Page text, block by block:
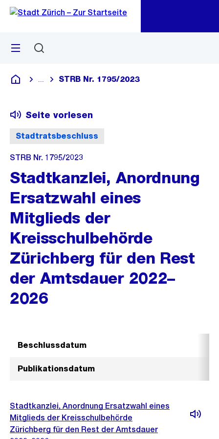
Navigation
Sprunglink
Menü
Deutsch
Blende alle Breadcrumbs ein
STRB Nr. 1795/2023
Stadtratsbeschluss
Seite vorlesen
STRB Nr. 1795/2023
Stadtkanzlei, Anordnung
Ersatzwahl eines
Mitglieds der
Kreisschulbehörde
Zürichberg für den Rest
der Amtsdauer 2022–
2026
Beschlussdatum
Publikationsdatum
Stadtkanzlei, Anordnung Ersatzwahl eines
Mitglieds der Kreisschulbehörde
Zürichberg für den Rest der Amtsdauer